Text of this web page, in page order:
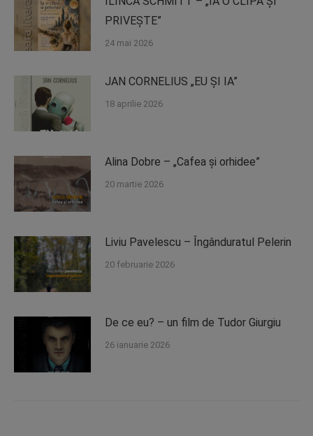
PRIVEȘTE”
24 mai 2026
JAN CORNELIUS „EU ȘI IA”
18 aprilie 2026
Alina Dobre – „Cafea și orhidee”
20 martie 2026
Liviu Pavelescu – Îngânduratul Pelerin
20 februarie 2026
De ce eu? – un film de Tudor Giurgiu
26 ianuarie 2026